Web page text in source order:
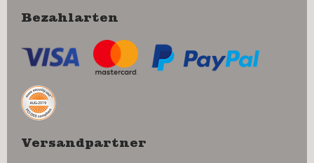
Bezahlarten
Versandpartner